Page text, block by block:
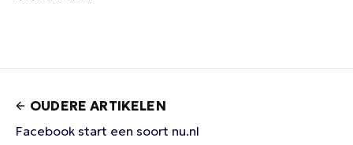
OUDERE ARTIKELEN
Facebook start een soort nu.nl